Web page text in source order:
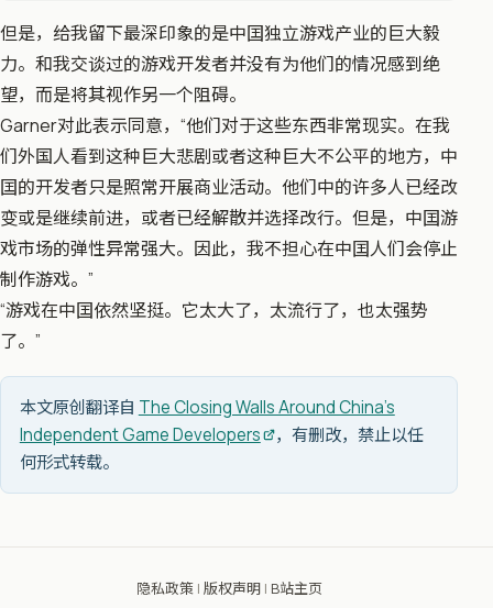
但是，给我留下最深印象的是中囯独立游戏产业的巨大毅
力。和我交谈过的游戏开发者并没有为他们的情况感到绝
望，而是将其视作另一个阻碍。
Garner对此表示同意，“他们对于这些东西非常现实。在我
们外国人看到这种巨大悲剧或者这种巨大不公平的地方，中
囯的开发者只是照常开展商业活动。他们中的许多人已经改
变或是继续前进，或者已经解散并选择改行。但是，中囯游
戏市场的弹性异常强大。因此，我不担心在中囯人们会停止
制作游戏。”
“游戏在中囯依然坚挺。它太大了，太流行了，也太强势
了。”
本文原创翻译自 The Closing Walls Around China’s
Independent Game Developers
，有删改，禁止以任
何形式转载。
隐私政策| 版权声明| B站主页